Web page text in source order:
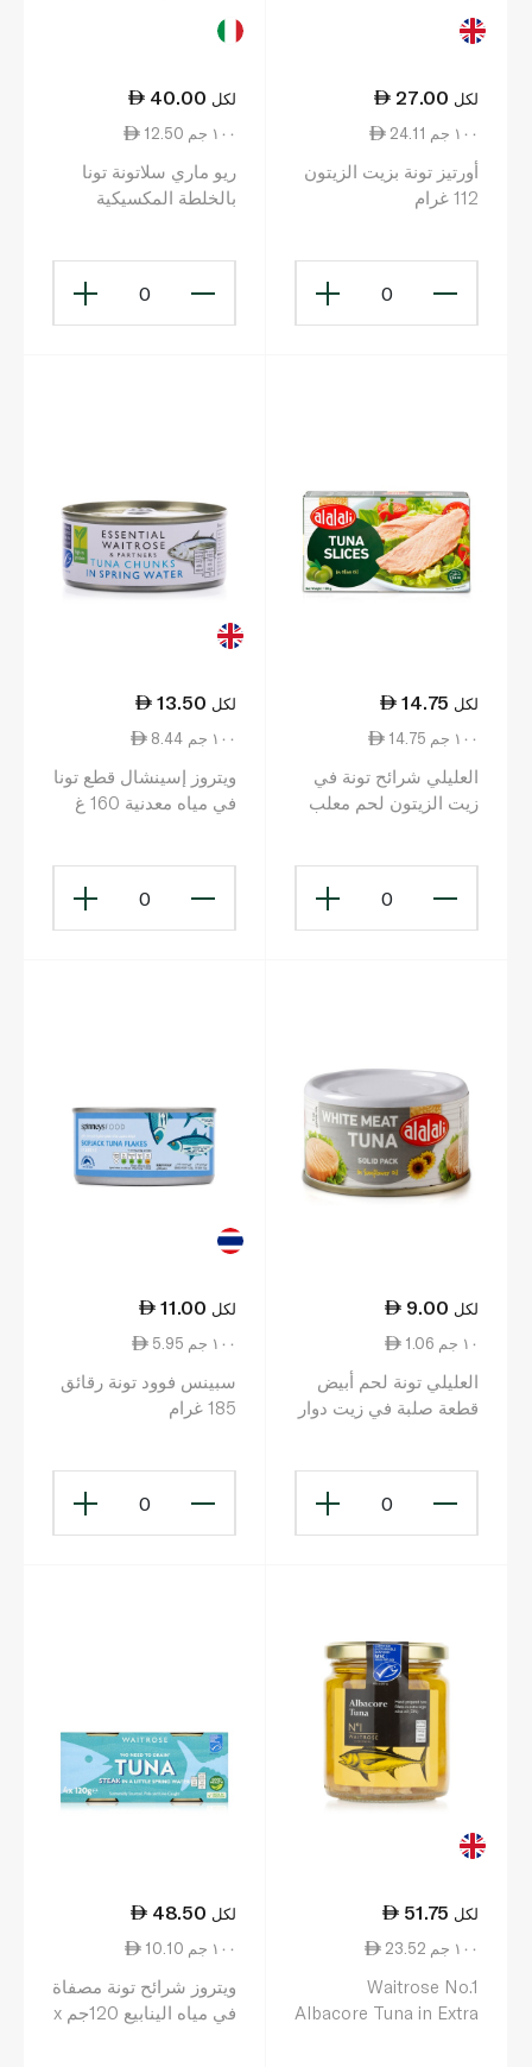
27.00 لكل
24.11 ١٠٠ جم
أورتيز تونة بزيت الزيتون
112 غرام
0
40.00 لكل
12.50 ١٠٠ جم
ريو ماري سلاتونة تونا
بالخلطة المكسيكية
0
14.75 لكل
14.75 ١٠٠ جم
العليلي شرائح تونة في
زيت الزيتون لحم معلب
0
13.50 لكل
8.44 ١٠٠ جم
ويتروز إسينشال قطع تونا
في مياه معدنية 160 غ
0
9.00 لكل
1.06 ١٠ جم
العليلي تونة لحم أبيض
قطعة صلبة في زيت دوار
0
11.00 لكل
5.95 ١٠٠ جم
سبينس فوود تونة رقائق
185 غرام
0
51.75 لكل
23.52 ١٠٠ جم
Waitrose No.1
Albacore Tuna in Extra
48.50 لكل
10.10 ١٠٠ جم
ويتروز شرائح تونة مصفاة
في مياه الينابيع 120جم x